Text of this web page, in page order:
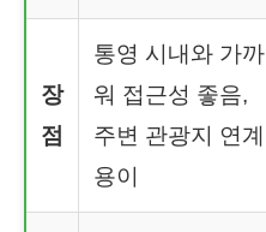
장
점
통영 시내와 가까
워 접근성 좋음,
주변 관광지 연계
용이